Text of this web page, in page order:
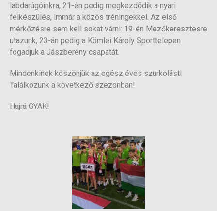
labdarúgóinkra, 21-én pedig megkezdődik a nyári
felkészülés, immár a közös tréningekkel. Az első
mérkőzésre sem kell sokat várni: 19-én Mezőkeresztesre
utazunk, 23-án pedig a Kömlei Károly Sporttelepen
fogadjuk a Jászberény csapatát.
Mindenkinek köszönjük az egész éves szurkolást!
Találkozunk a következő szezonban!
Hajrá GYAK!